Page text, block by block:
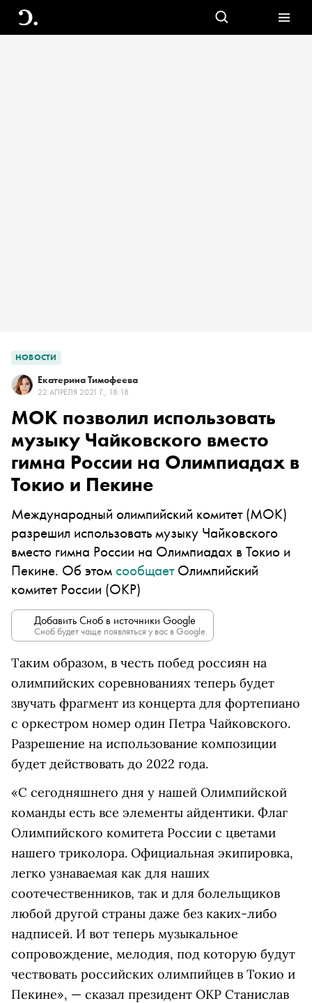
НОВОСТИ
Екатерина Тимофеева
22 АПРЕЛЯ 2021 Г., 18:18
МОК позволил использовать
музыку Чайковского вместо
гимна России на Олимпиадах в
Токио и Пекине
Международный олимпийский комитет (МОК)
разрешил использовать музыку Чайковского
вместо гимна России на Олимпиадах в Токио и
Пекине. Об этомсообщаетОлимпийский
комитет России (ОКР)
Добавить Сноб в источники Google
Сноб будет чаще появляться у вас в Google.
Таким образом, в честь побед россиян на
олимпийских соревнованиях теперь будет
звучать фрагмент из концерта для фортепиано
с оркестром номер один Петра Чайковского.
Разрешение на использование композиции
будет действовать до 2022 года.
«С сегодняшнего дня у нашей Олимпийской
команды есть все элементы айдентики. Флаг
Олимпийского комитета России с цветами
нашего триколора. Официальная экипировка,
легко узнаваемая как для наших
соотечественников, так и для болельщиков
любой другой страны даже без каких-либо
надписей. И вот теперь музыкальное
сопровождение, мелодия, под которую будут
чествовать российских олимпийцев в Токио и
Пекине», — сказал президент ОКР Станислав